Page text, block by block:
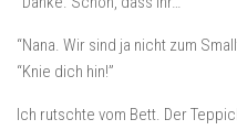
“Nana. Wir sind ja nicht zum
“Knie dich hin!”
Ich rutschte vom Bett. Der